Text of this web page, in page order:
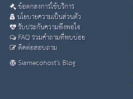
ข้อตกลงการใช้บริการ
นโยบายความเป็นส่วนตัว
รับประกันความพึงพอใจ
FAQ รวมคำถามที่พบบ่อย
ติดต่อสอบถาม
Siamecohost's Blog